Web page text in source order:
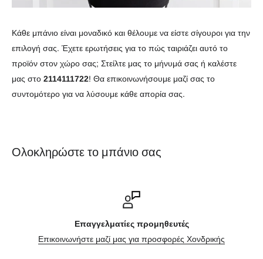
Κάθε μπάνιο είναι μοναδικό και θέλουμε να είστε σίγουροι για την
επιλογή σας. Έχετε ερωτήσεις για το πώς ταιριάζει αυτό το
προϊόν στον χώρο σας; Στείλτε μας το μήνυμά σας ή καλέστε
μας στο 2114111722! Θα επικοινωνήσουμε μαζί σας το
συντομότερο για να λύσουμε κάθε απορία σας.
Ολοκληρώστε το μπάνιο σας
Επικοινωνήστε μαζί μας
Φόρμα επικοινωνίας